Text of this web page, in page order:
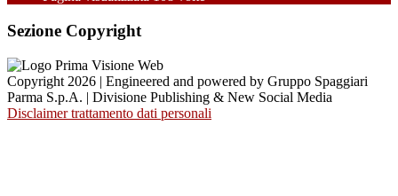
Sezione Copyright
Copyright 2026 | Engineered and powered by Gruppo Spaggiari
Parma S.p.A. | Divisione Publishing & New Social Media
Disclaimer trattamento dati personali